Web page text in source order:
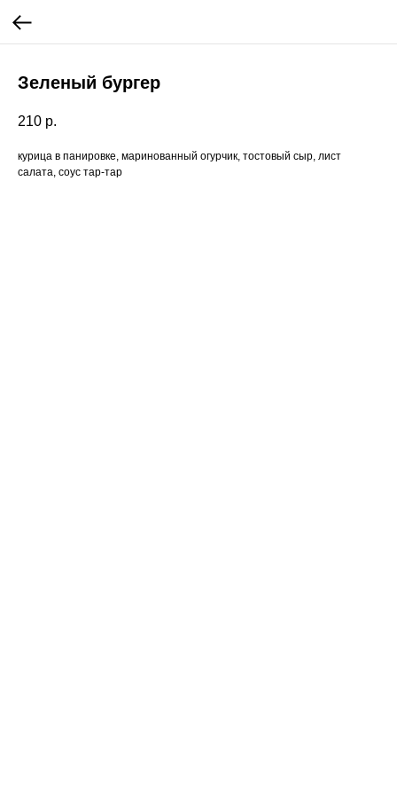
Зеленый бургер
210 р.
курица в панировке, маринованный огурчик, тостовый сыр, лист
салата, соус тар-тар